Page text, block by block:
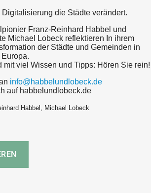
die Städte verändert.
Franz-Reinhard Habbel und
Michael Lobeck reflektieren In ihrem
der Städte und Gemeinden in
mit viel Wissen und Tipps: Hören Sie rein!
info@habbelundlobeck.de
auf habbelundlobeck.de
Habbel, Michael Lobeck